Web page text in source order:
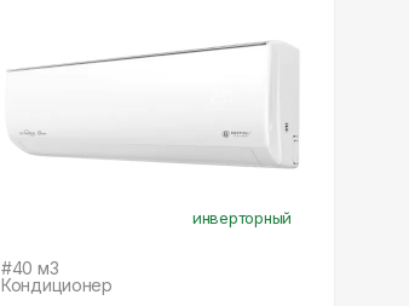
инверторный
#40 м3
Кондиционер